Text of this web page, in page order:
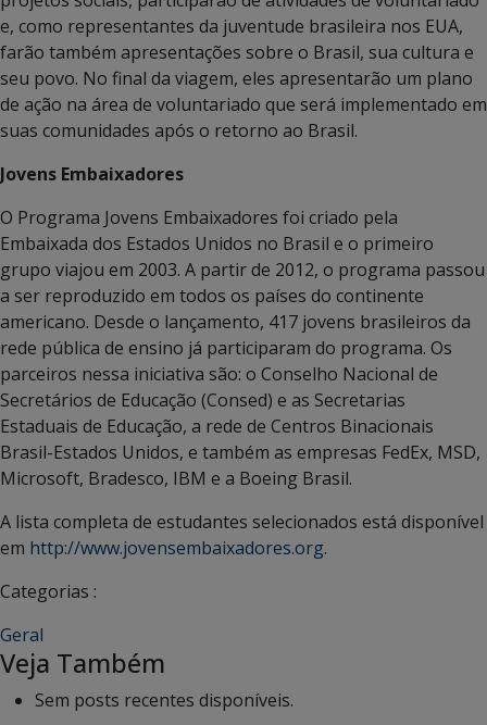
e, como representantes da juventude brasileira nos EUA,
farão também apresentações sobre o Brasil, sua cultura e
seu povo. No final da viagem, eles apresentarão um plano
de ação na área de voluntariado que será implementado em
suas comunidades após o retorno ao Brasil.
Jovens Embaixadores
O Programa Jovens Embaixadores foi criado pela
Embaixada dos Estados Unidos no Brasil e o primeiro
grupo viajou em 2003. A partir de 2012, o programa passou
a ser reproduzido em todos os países do continente
americano. Desde o lançamento, 417 jovens brasileiros da
rede pública de ensino já participaram do programa. Os
parceiros nessa iniciativa são: o Conselho Nacional de
Secretários de Educação (Consed) e as Secretarias
Estaduais de Educação, a rede de Centros Binacionais
Brasil-Estados Unidos, e também as empresas FedEx, MSD,
Microsoft, Bradesco, IBM e a Boeing Brasil.
A lista completa de estudantes selecionados está disponível
em http://www.jovensembaixadores.org.
Categorias :
Geral
Veja Também
Sem posts recentes disponíveis.